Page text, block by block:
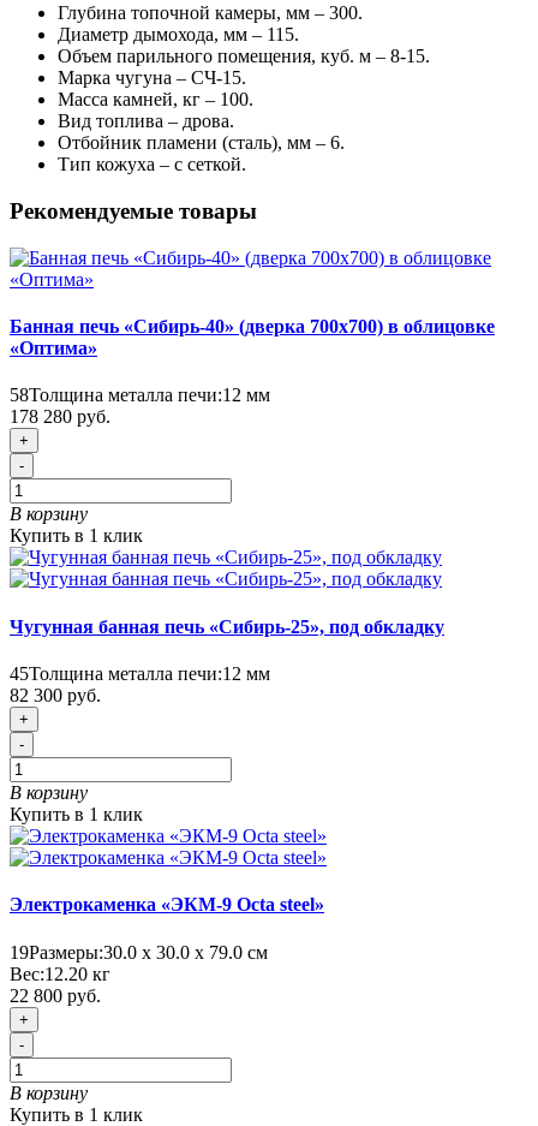
Глубина топочной камеры, мм – 300.
Диаметр дымохода, мм – 115.
Объем парильного помещения, куб. м – 8-15.
Марка чугуна – СЧ-15.
Масса камней, кг – 100.
Вид топлива – дрова.
Отбойник пламени (сталь), мм – 6.
Тип кожуха – с сеткой.
Рекомендуемые товары
Банная печь «Сибирь-40» (дверка 700х700) в облицовке
«Оптима»
58Толщина металла печи:12 мм
178 280 руб.
+
-
В корзину
Купить в 1 клик
Чугунная банная печь «Сибирь-25», под обкладку
45Толщина металла печи:12 мм
82 300 руб.
+
-
В корзину
Купить в 1 клик
Электрокаменка «ЭКМ-9 Octa steel»
19Размеры:30.0 х 30.0 х 79.0 см
Вес:12.20 кг
22 800 руб.
+
-
В корзину
Купить в 1 клик